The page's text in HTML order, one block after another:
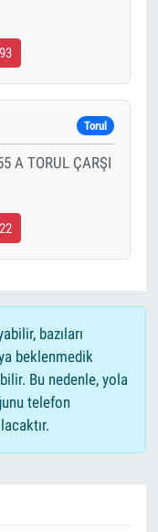
Torul
A TORUL ÇARŞI
bazıları
beklenmedik
Bu nedenle, yola
telefon